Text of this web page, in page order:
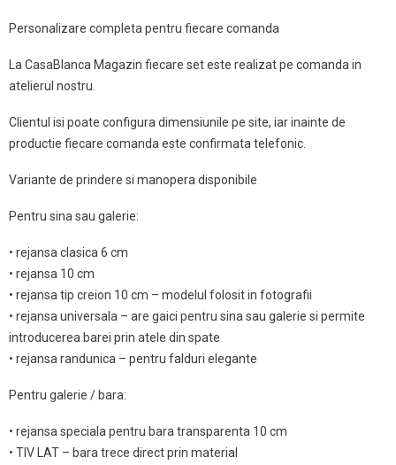
Personalizare completa pentru fiecare comanda
La CasaBlanca Magazin fiecare set este realizat pe comanda in
atelierul nostru.
Clientul isi poate configura dimensiunile pe site, iar inainte de
productie fiecare comanda este confirmata telefonic.
Variante de prindere si manopera disponibile
Pentru sina sau galerie:
• rejansa clasica 6 cm
• rejansa 10 cm
• rejansa tip creion 10 cm – modelul folosit in fotografii
• rejansa universala – are gaici pentru sina sau galerie si permite
introducerea barei prin atele din spate
• rejansa randunica – pentru falduri elegante
Pentru galerie / bara:
• rejansa speciala pentru bara transparenta 10 cm
• TIV LAT – bara trece direct prin material